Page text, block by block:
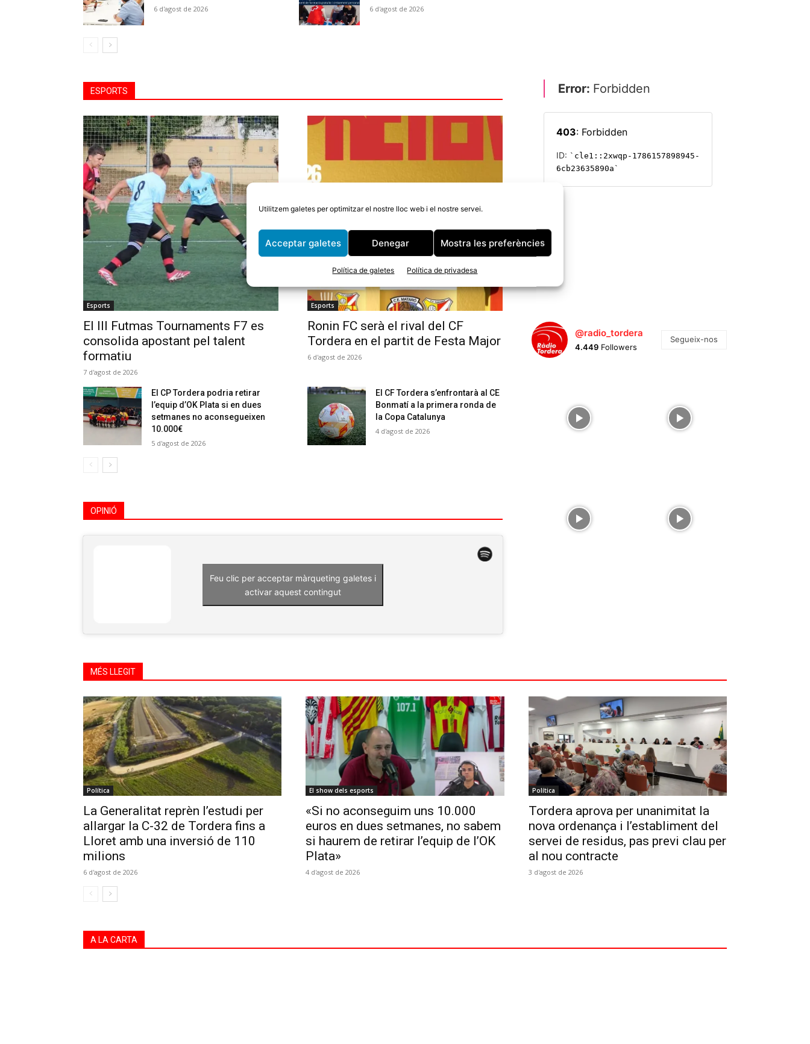
Utilitzem galetes per optimitzar el nostre lloc web i el nostre servei.
Acceptar galetes Denegar Mostra les preferències
Política de galetes Política de privadesa
6 d'agost de 2026 6 d'agost de 2026
ESPORTS
Esports
El III Futmas Tournaments F7 es
consolida apostant pel talent
formatiu
7 d'agost de 2026
Esports
Ronin FC serà el rival del CF
Tordera en el partit de Festa Major
6 d'agost de 2026
El CP Tordera podria retirar
l’equip d’OK Plata si en dues
setmanes no aconsegueixen
10.000€
5 d'agost de 2026
El CF Tordera s’enfrontarà al CE
Bonmatí a la primera ronda de
la Copa Catalunya
4 d'agost de 2026
OPINIÓ
Feu clic per acceptar màrqueting galetes i
activar aquest contingut
@radio_tordera
4.449 Followers
Segueix-nos
MÉS LLEGIT
Política
La Generalitat reprèn l’estudi per
allargar la C-32 de Tordera fins a
Lloret amb una inversió de 110
milions
6 d'agost de 2026
El show dels esports
«Si no aconseguim uns 10.000
euros en dues setmanes, no sabem
si haurem de retirar l’equip de l’OK
Plata»
4 d'agost de 2026
Política
Tordera aprova per unanimitat la
nova ordenança i l’establiment del
servei de residus, pas previ clau per
al nou contracte
3 d'agost de 2026
A LA CARTA